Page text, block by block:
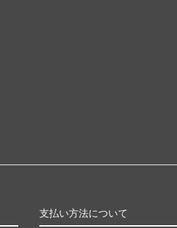
支払い方法について